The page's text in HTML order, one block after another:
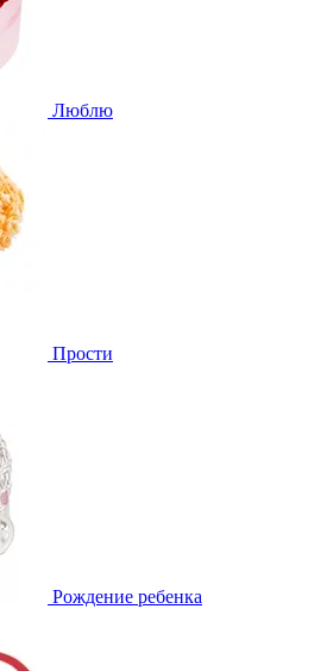
Люблю
Прости
Рождение ребенка